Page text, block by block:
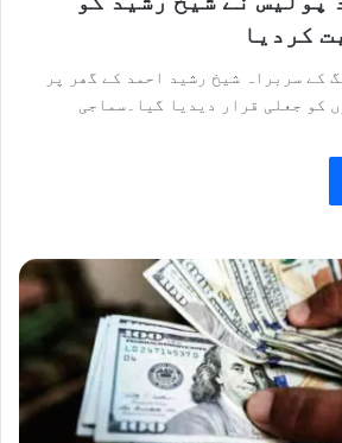
کردیا
کے سربراہ شیخ رشید احمد کے گھر پر
کو جعلی قرار دیدیا گیا۔سماجی